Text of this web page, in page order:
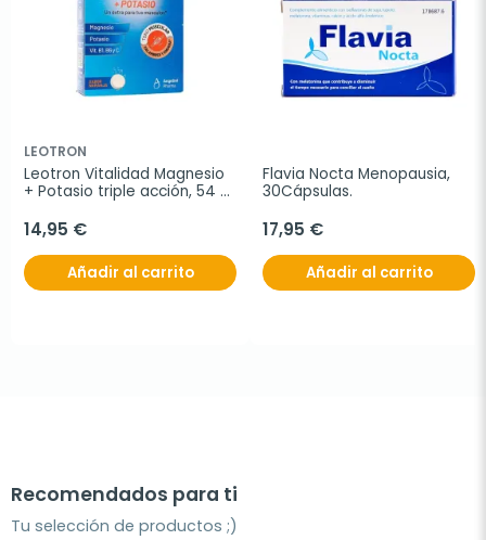
LEOTRON
Leotron Vitalidad Magnesio
+ Potasio triple acción, 54
14,95 €
Añadir al carrito
Flavia Nocta Menopausia,
30Cápsulas.
17,95 €
Añadir al carrito
Recomendados para ti
Tu selección de productos ;)